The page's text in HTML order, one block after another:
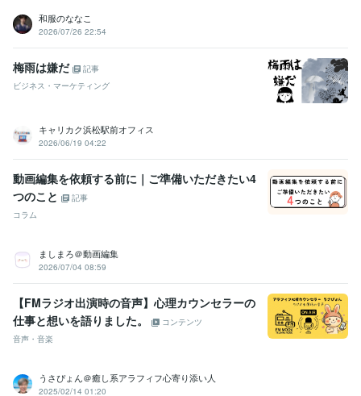
和服のななこ
2026/07/26 22:54
梅雨は嫌だ
記事
ビジネス・マーケティング
キャリカク浜松駅前オフィス
2026/06/19 04:22
動画編集を依頼する前に｜ご準備いただきたい4
つのこと
記事
コラム
ましまろ＠動画編集
2026/07/04 08:59
【FMラジオ出演時の音声】心理カウンセラーの
仕事と想いを語りました。
コンテンツ
音声・音楽
うさぴょん＠癒し系アラフィフ心寄り添い人
2025/02/14 01:20